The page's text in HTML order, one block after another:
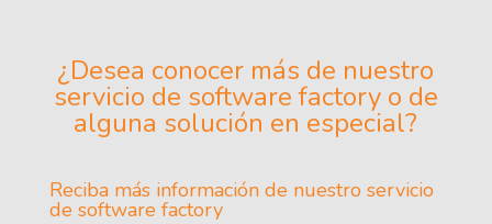
¿Desea conocer más de nuestro
servicio de software factory o de
alguna solución en especial?
Reciba más información de nuestro servicio
de software factory